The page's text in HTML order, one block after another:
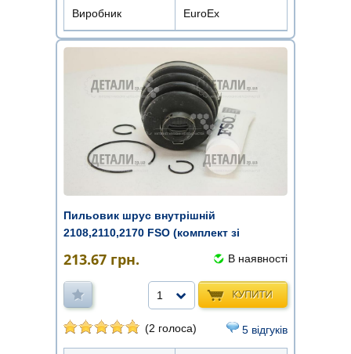
Виробник EuroEx
Пильовик шрус внутрішній
2108,2110,2170 FSO (комплект зі
213.67 грн. В наявності
КУПИТИ
1
(2 голоса) 5 відгуків